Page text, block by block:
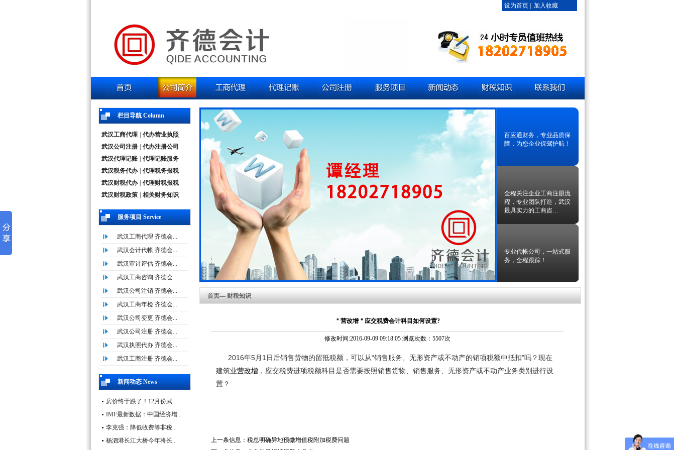
设为首页| 加入收藏
栏目导航 Column
武汉工商代理
代办营业执照
武汉公司注册
代办注册公司
武汉代理记账
代理记账服务
武汉税务代办
代理税务报税
武汉财税代办
代理财税报税
武汉财税政策
相关财务知识
服务项目 Service
武汉工商代理 齐德会...
武汉会计代帐 齐德会...
武汉审计评估 齐德会...
武汉工商咨询 齐德会...
武汉公司注销 齐德会...
武汉工商年检 齐德会...
武汉公司变更 齐德会...
武汉公司注册 齐德会...
武汉执照代办 齐德会...
武汉工商注册 齐德会...
新闻动态 News
房价终于跌了！12月份武...
IMF最新数据：中国经济增...
李克强：降低收费等非税...
杨泗港长江大桥今年将长...
百应通财务，专业品质保
障，为您企业保驾护航！
全程关注企业工商注册流
程，专业团队打造，武汉
最具实力的工商咨…
专业代帐公司，一站式服
务，全程跟踪！
首页— 财税知识
＂营改增＂应交税费会计科目如何设置?
修改时间:2016-09-09 09:18:05 浏览次数：5507次
2016年5月1日后销售货物的留抵税额，可以从“销售服务、无形资产或不动产的销项税额中抵扣”吗？现在
建筑业营改增，应交税费进项税额科目是否需要按照销售货物、销售服务、无形资产或不动产业务类别进行设
置？
上一条信息： 税总明确异地预缴增值税附加税费问题